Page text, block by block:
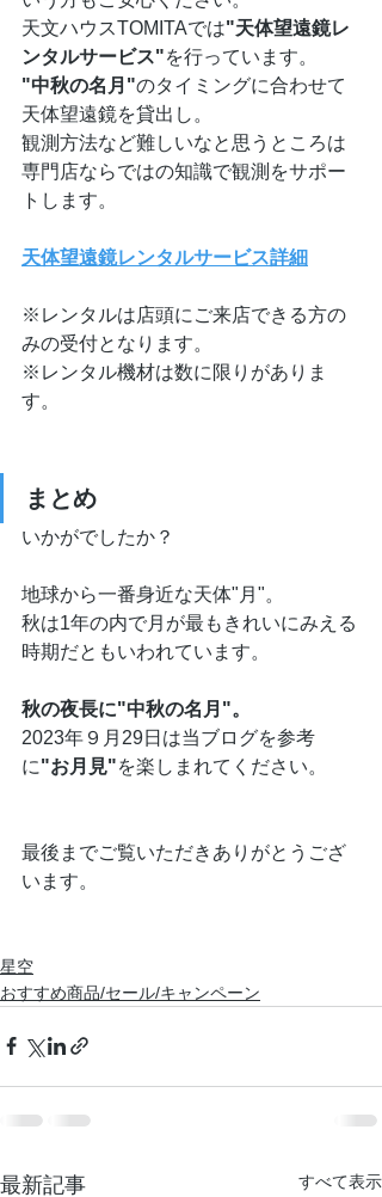
天文ハウスTOMITAでは"天体望遠鏡レ
ンタルサービス"を行っています。
"中秋の名月"のタイミングに合わせて
天体望遠鏡を貸出し。
観測方法など難しいなと思うところは
専門店ならではの知識で観測をサポー
トします。
天体望遠鏡レンタルサービス詳細
※レンタルは店頭にご来店できる方の
みの受付となります。
※レンタル機材は数に限りがありま
す。
まとめ
いかがでしたか？
地球から一番身近な天体"月"。
秋は1年の内で月が最もきれいにみえる
時期だともいわれています。
秋の夜長に"中秋の名月"。
2023年９月29日は当ブログを参考
に"お月見"を楽しまれてください。
最後までご覧いただきありがとうござ
います。
星空
おすすめ商品/セール/キャンペーン
最新記事 すべて表示